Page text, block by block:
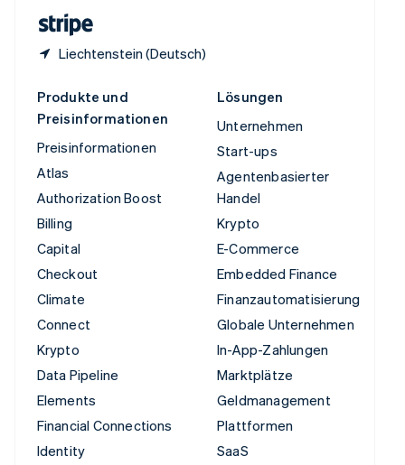
Liechtenstein (Deutsch)
Produkte und
Preisinformationen
Preisinformationen
Atlas
Authorization Boost
Billing
Capital
Checkout
Climate
Connect
Krypto
Data Pipeline
Elements
Financial Connections
Identity
Lösungen
Unternehmen
Start-ups
Agentenbasierter
Handel
Krypto
E-Commerce
Embedded Finance
Finanzautomatisierung
Globale Unternehmen
In-App-Zahlungen
Marktplätze
Geldmanagement
Plattformen
SaaS